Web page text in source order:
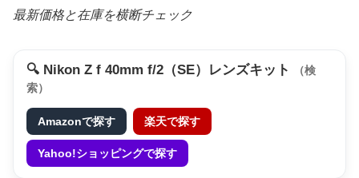
最新価格と在庫を横断チェック
🔍 Nikon Z f 40mm f/2（SE）レンズキット
（検
索）
Amazonで探す 楽天で探す
Yahoo!ショッピングで探す